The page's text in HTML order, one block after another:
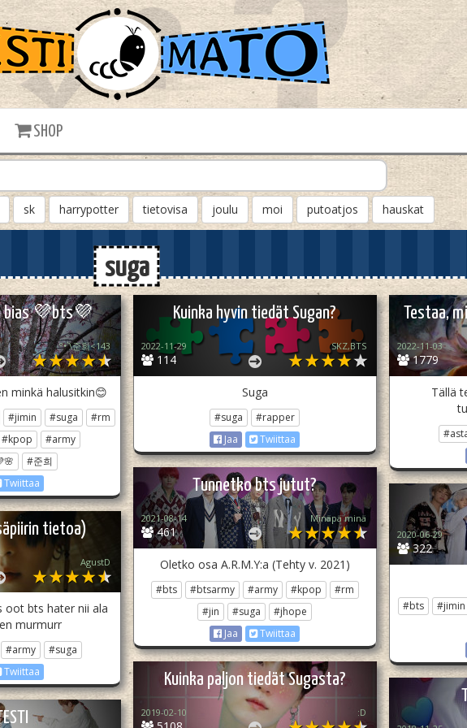
SHOP
sk harrypotter tietovisa joulu moi putoatjos hauskat
suga
bias 💜bts💜
°•`\준희<143
minkä halusitkin😊
#jimin #suga
#rm
#kpop
#army
#준희
Twiittaa
Kuinka hyvin tiedät Sugan?
114
2022-11-29 SKZ,BTS
Suga
#suga
#rapper
Jaa
Twiittaa
Testaa,
1779
2022-11-03
Tällä
Tunnetko bts jutut?
461
2021-08-14 Minäpä minä
Oletko osa A.R.M.Y:a (Tehty v. 2021)
#bts #btsarmy #army #kpop
#rm
#jin
#suga
#jhope
Jaa
Twiittaa
322
2020-06-29
#bts #jimin
tietoa)
AgustD
oot bts hater nii ala
murmurr
#army
#suga
Twiittaa Kuinka paljon tiedät Sugasta?
2019-02-10 :D